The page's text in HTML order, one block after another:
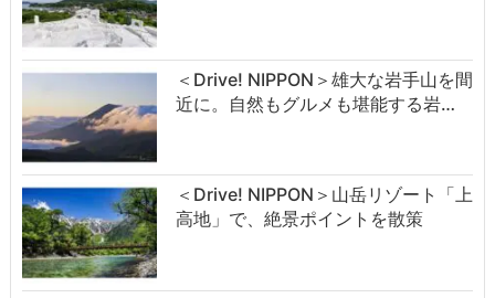
＜Drive! NIPPON＞雄大な岩手山を間
近に。自然もグルメも堪能する岩…
＜Drive! NIPPON＞山岳リゾート「上
高地」で、絶景ポイントを散策